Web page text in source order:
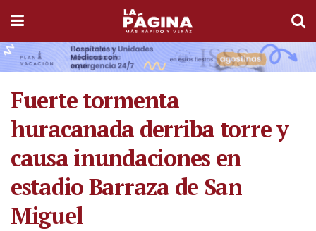
Fuerte tormenta
huracanada derriba torre y
causa inundaciones en
estadio Barraza de San
Miguel